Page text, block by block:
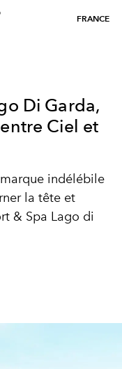
FRANCE
Di Garda,
Ciel et
indélébile
la tête et
& Spa Lago di